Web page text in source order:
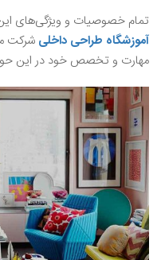
تمام خصوصیات و ویژگی‌های
آموزشگاه طراحی داخلیشرکت
مهارت و تخصص خود در این